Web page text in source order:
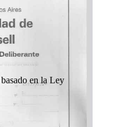
en la Ley